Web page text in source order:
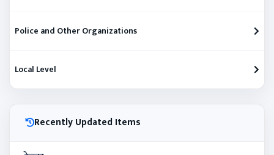
Police and Other Organizations
Local Level
Recently Updated Items